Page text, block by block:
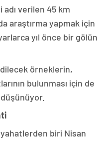
verilen 45 km
araştırma yapmak için
yıl önce bir gölün
örneklerin,
bulunması için de
biri Nisan